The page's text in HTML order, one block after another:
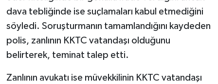
dava tebliğinde ise suçlamaları kabul etmediğini
söyledi. Soruşturmanın tamamlandığını kaydeden
polis, zanlının KKTC vatandaşı olduğunu
belirterek, teminat talep etti.
Zanlının avukatı ise müvekkilinin KKTC vatandaşı